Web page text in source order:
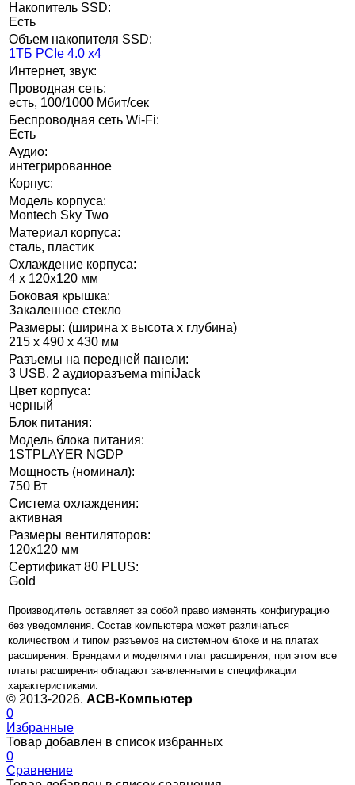
Накопитель SSD:
Есть
Объем накопителя SSD:
1ТБ PCIe 4.0 x4
Интернет, звук:
Проводная сеть:
есть, 100/1000 Мбит/сек
Беспроводная сеть Wi-Fi:
Есть
Аудио:
интегрированное
Корпус:
Модель корпуса:
Montech Sky Two
Материал корпуса:
сталь, пластик
Охлаждение корпуса:
4 x 120x120 мм
Боковая крышка:
Закаленное стекло
Размеры: (ширина x высота x глубина)
215 x 490 x 430 мм
Разъемы на передней панели:
3 USB, 2 аудиоразъема miniJack
Цвет корпуса:
черный
Блок питания:
Модель блока питания:
1STPLAYER NGDP
Мощность (номинал):
750 Вт
Система охлаждения:
активная
Размеры вентиляторов:
120x120 мм
Сертификат 80 PLUS:
Gold
Производитель оставляет за собой право изменять конфигурацию
без уведомления. Состав компьютера может различаться
количеством и типом разъемов на системном блоке и на платах
расширения. Брендами и моделями плат расширения, при этом все
платы расширения обладают заявленными в спецификации
характеристиками.
© 2013-2026. ACB-Компьютер
0
Избранные
Товар добавлен в список избранных
0
Сравнение